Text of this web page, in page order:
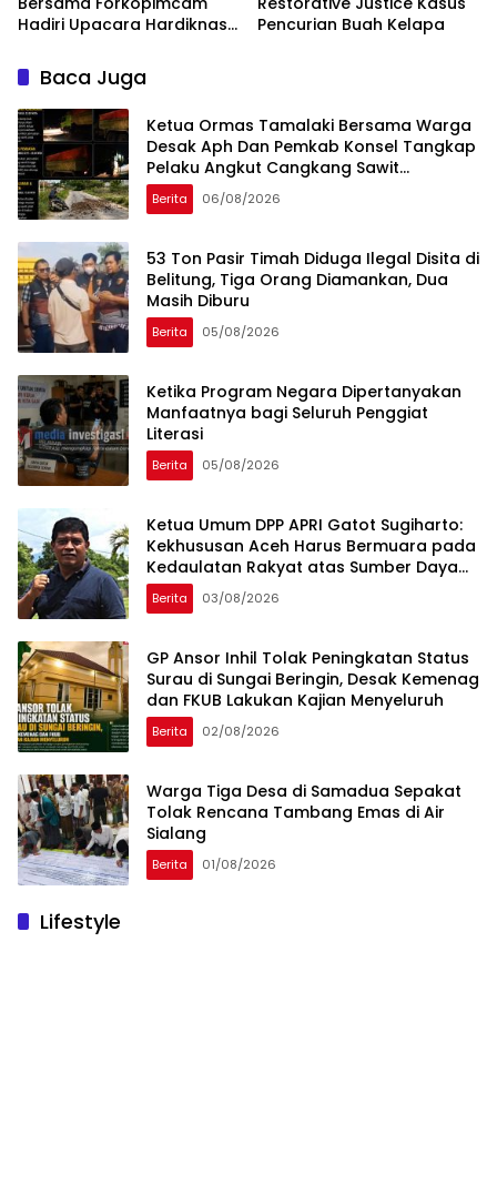
Hadiri Upacara Hardiknas
Pencurian Buah Kelapa
Baca Juga
Ketua Ormas Tamalaki Bersama Warga
Desak Aph Dan Pemkab Konsel Tangkap
Pelaku Angkut Cangkang Sawit
Overload, Truk PT KAP Melintas Jalan
Umum
Berita 06/08/2026
53 Ton Pasir Timah Diduga Ilegal Disita di
Belitung, Tiga Orang Diamankan, Dua
Masih Diburu
Berita 05/08/2026
Ketika Program Negara Dipertanyakan
Manfaatnya bagi Seluruh Penggiat
Literasi
Berita 05/08/2026
Ketua Umum DPP APRI Gatot Sugiharto:
Kekhususan Aceh Harus Bermuara pada
Kedaulatan Rakyat atas Sumber Daya
Alam
Berita 03/08/2026
GP Ansor Inhil Tolak Peningkatan Status
Surau di Sungai Beringin, Desak Kemenag
dan FKUB Lakukan Kajian Menyeluruh
Berita 02/08/2026
Warga Tiga Desa di Samadua Sepakat
Tolak Rencana Tambang Emas di Air
Sialang
Berita 01/08/2026
Lifestyle